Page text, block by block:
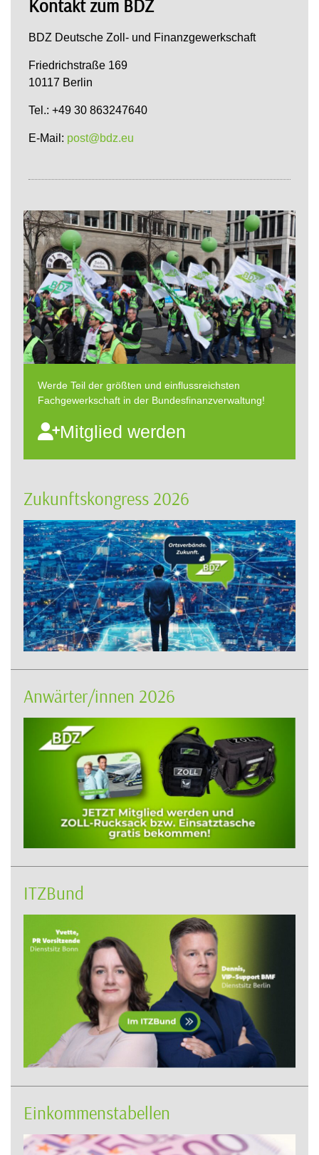
Kontakt zum BDZ
BDZ Deutsche Zoll- und Finanzgewerkschaft
Friedrichstraße 169
10117 Berlin
Tel.: +49 30 863247640
E-Mail: post@bdz.eu
Werde Teil der größten und einflussreichsten
Fachgewerkschaft in der Bundesfinanzverwaltung!
Mitglied werden
Zukunftskongress 2026
Anwärter/innen 2026
ITZBund
Einkommenstabellen